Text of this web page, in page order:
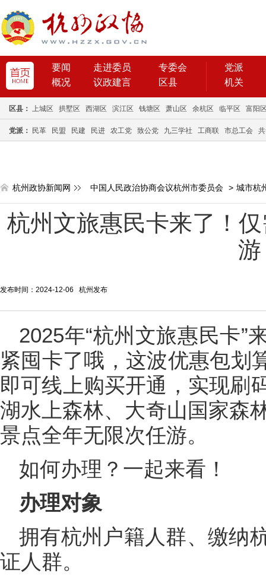
要闻 走进委员
专委会
概况
议政建言 区县
党派
机关
区县： 上城区 拱墅区 西湖区 滨江区 钱塘区 萧山区 余杭区 临平区 富阳
党派： 民革 民盟 民建 民进 农工党 致公党 九三学社 工商联 市总工会
杭州政协新闻网 中国人民政治协商会议杭州市委员会 > 城市杭
杭州文旅惠民卡来了！
发布时间：2024-12-06 杭州发布
2025年“杭州文旅惠民卡”
紧囤卡了哦，这波优惠包划
即可线上购买开通，实现刷
湖水上森林、大奇山国家森
景点全年无限次任游。
如何办理？一起来看！
办理对象
拥有杭州户籍人群、缴纳
证人群。